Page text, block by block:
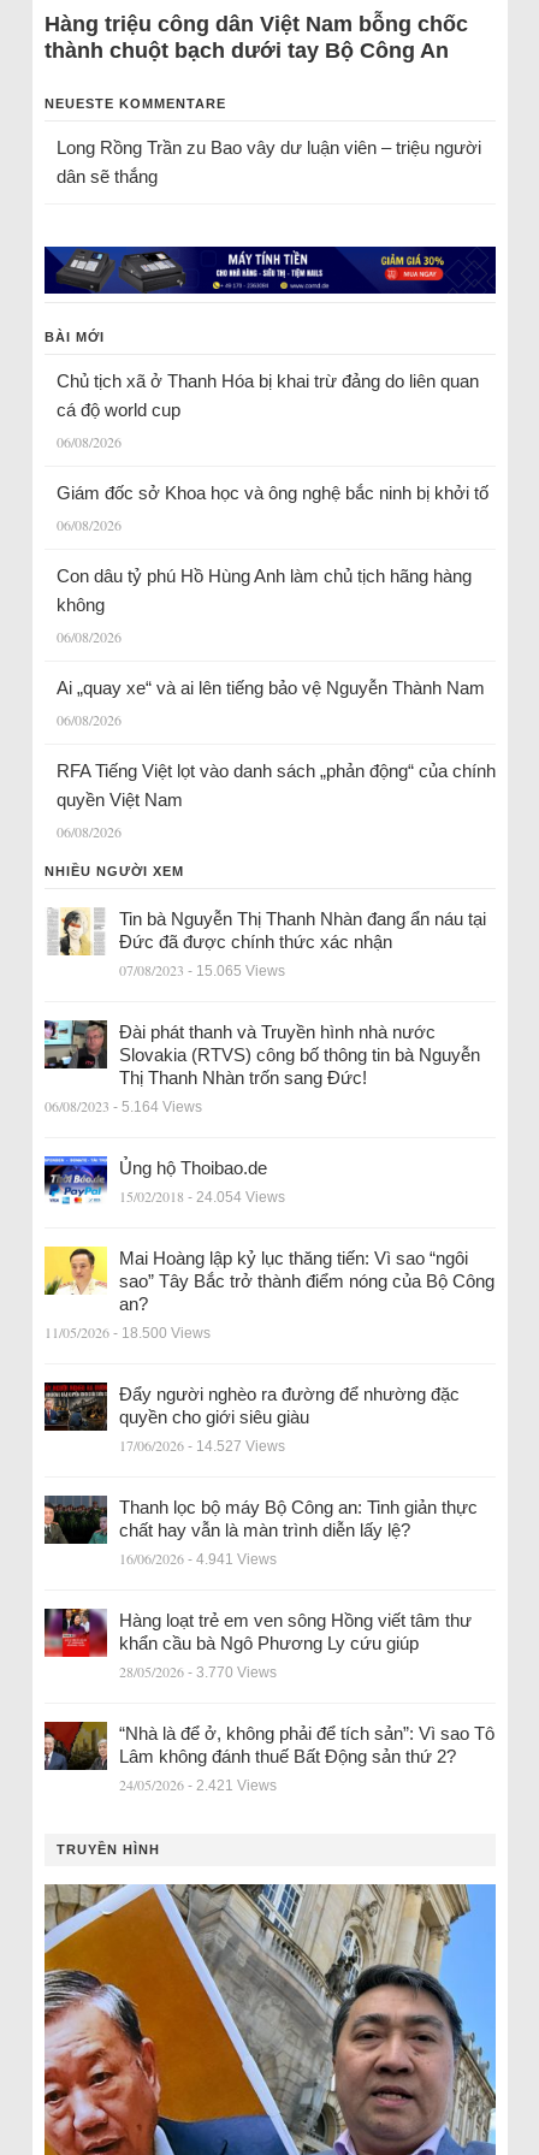
Hàng triệu công dân Việt Nam bỗng chốc
thành chuột bạch dưới tay Bộ Công An
NEUESTE KOMMENTARE
Long Rồng Trầnzu Bao vây dư luận viên – triệu người
dân sẽ thắng
BÀI MỚI
Chủ tịch xã ở Thanh Hóa bị khai trừ đảng do liên quan
cá độ world cup
06/08/2026
Giám đốc sở Khoa học và ông nghệ bắc ninh bị khởi tố
06/08/2026
Con dâu tỷ phú Hồ Hùng Anh làm chủ tịch hãng hàng
không
06/08/2026
Ai „quay xe“ và ai lên tiếng bảo vệ Nguyễn Thành Nam
06/08/2026
RFA Tiếng Việt lọt vào danh sách „phản động“ của chính
quyền Việt Nam
06/08/2026
NHIỀU NGƯỜI XEM
Tin bà Nguyễn Thị Thanh Nhàn đang ẩn náu tại
Đức đã được chính thức xác nhận
07/08/2023 - 15.065 Views
Đài phát thanh và Truyền hình nhà nước
Slovakia (RTVS) công bố thông tin bà Nguyễn
Thị Thanh Nhàn trốn sang Đức!
06/08/2023 - 5.164 Views
Ủng hộ Thoibao.de
15/02/2018 - 24.054 Views
Mai Hoàng lập kỷ lục thăng tiến: Vì sao “ngôi
sao” Tây Bắc trở thành điểm nóng của Bộ Công
an?
11/05/2026 - 18.500 Views
Đẩy người nghèo ra đường để nhường đặc
quyền cho giới siêu giàu
17/06/2026 - 14.527 Views
Thanh lọc bộ máy Bộ Công an: Tinh giản thực
chất hay vẫn là màn trình diễn lấy lệ?
16/06/2026 - 4.941 Views
Hàng loạt trẻ em ven sông Hồng viết tâm thư
khẩn cầu bà Ngô Phương Ly cứu giúp
28/05/2026 - 3.770 Views
“Nhà là để ở, không phải để tích sản”: Vì sao Tô
Lâm không đánh thuế Bất Động sản thứ 2?
24/05/2026 - 2.421 Views
TRUYỀN HÌNH